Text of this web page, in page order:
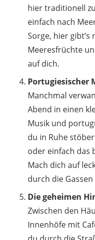
hier traditionell
einfach nach
Sorge, hier gibt’s
Meeresfrüchte
auf dich.
Portugiesischer
Manchmal
Abend in einen
Musik und
du in Ruhe
oder einfach das
Mach dich auf
durch die Gassen
Die geheimen
Zwischen den
Innenhöfe mit